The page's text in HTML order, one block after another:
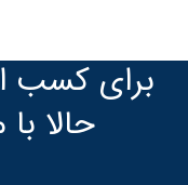
برای کسب
حالا